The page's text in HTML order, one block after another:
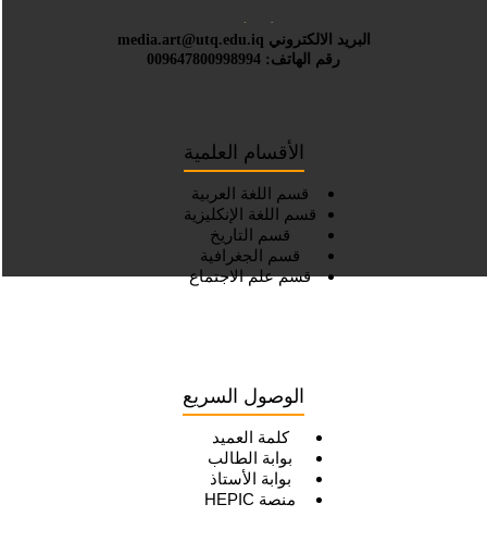
البريد الالكتروني media.art@utq.edu.iq
رقم الهاتف: 009647800998994
الأقسام العلمية
قسم اللغة العربية
قسم اللغة الإنكليزية
قسم التاريخ
قسم الجغرافية
قسم علم الاجتماع
الوصول السريع
كلمة العميد
بوابة الطالب
بوابة الأستاذ
منصة HEPIC